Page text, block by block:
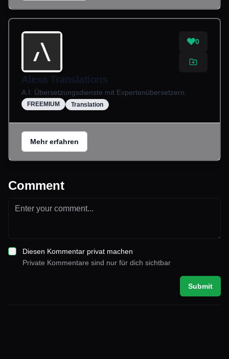
0
Alexa Translations
A.I. Übersetzungsdienste mit Expertenübersetzern.
FREEMIUM Translation
Mehr erfahren
Comment
Diesen Kommentar privat machen
Private Kommentare sind nur für dich sichtbar
Submit